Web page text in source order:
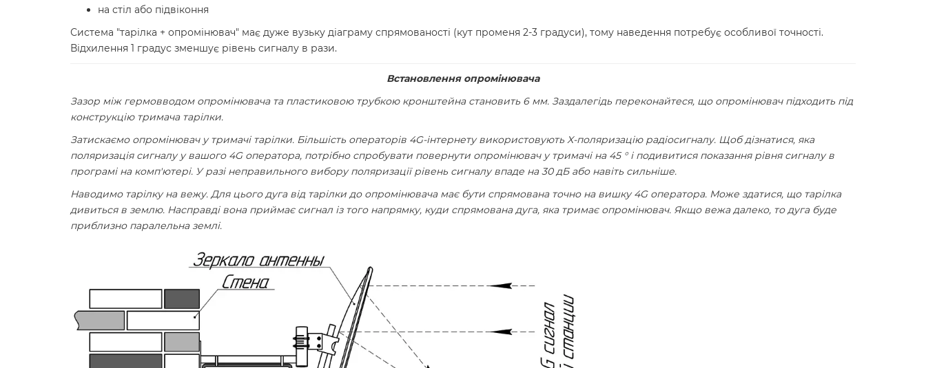
на стіл або підвіконня
Система "тарілка + опромінювач" має дуже вузьку діаграму спрямованості (кут променя 2-3 градуси), тому наведення потребує особливої точності.
Відхилення 1 градус зменшує рівень сигналу в рази.
Встановлення опромінювача
Зазор між гермовводом опромінювача та пластиковою трубкою кронштейна становить 6 мм. Заздалегідь переконайтеся, що опромінювач підходить під
конструкцію тримача тарілки.
Затискаємо опромінювач у тримачі тарілки. Більшість операторів 4G-інтернету використовують X-поляризацію радіосигналу. Щоб дізнатися, яка
поляризація сигналу у вашого 4G оператора, потрібно спробувати повернути опромінювач у тримачі на 45 ° і подивитися показання рівня сигналу в
програмі на комп'ютері. У разі неправильного вибору поляризації рівень сигналу впаде на 30 дБ або навіть сильніше.
Наводимо тарілку на вежу. Для цього дуга від тарілки до опромінювача має бути спрямована точно на вишку 4G оператора. Може здатися, що тарілка
дивиться в землю. Насправді вона приймає сигнал із того напрямку, куди спрямована дуга, яка тримає опромінювач. Якщо вежа далеко, то дуга буде
приблизно паралельна землі.